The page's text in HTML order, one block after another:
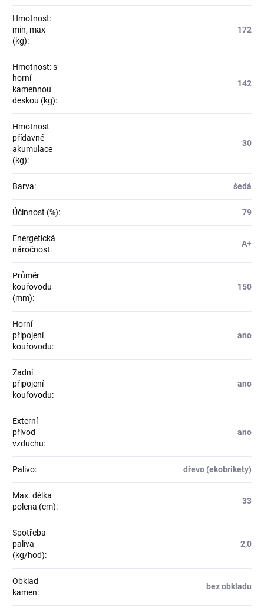
Hmotnost:
min, max
(kg):
172
Hmotnost: s
horní
kamennou
deskou (kg):
142
Hmotnost
přídavné
akumulace
(kg):
30
Barva: šedá
Účinnost (%): 79
Energetická
náročnost:
A+
Průměr
kouřovodu
(mm):
150
Horní
připojení
kouřovodu:
ano
Zadní
připojení
kouřovodu:
ano
Externí
přívod
vzduchu:
ano
Palivo: dřevo (ekobrikety)
Max. délka
polena (cm):
33
Spotřeba
paliva
(kg/hod):
2,0
Obklad
kamen:
bez obkladu